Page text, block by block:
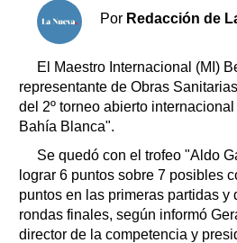
Suplementos
Servicios
Loterías
Datos
Edictos
Por Redacción de
El Maestro Internacional (MI)
representante de Obras
del 2º torneo abierto
Bahía Blanca".
Se quedó con el trofeo "Aldo
lograr 6 puntos sobre 7 posibles
puntos en las primeras partidas y
rondas finales, según informó
director de la competencia y